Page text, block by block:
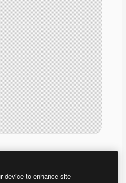
device to enhance site